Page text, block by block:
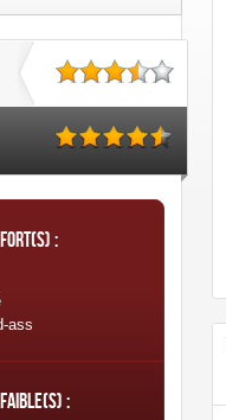
:
ass
: